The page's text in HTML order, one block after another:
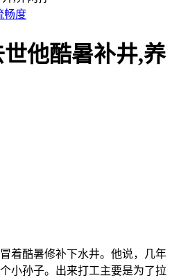
畅度
他酷暑补井,养
着酷暑修补下水井。他说，几年
小孙子。出来打工主要是为了拉